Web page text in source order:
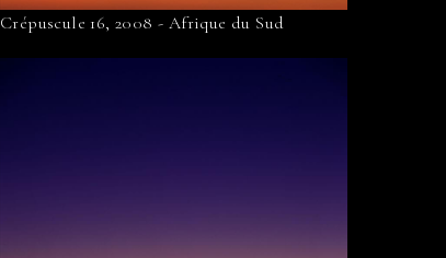
Crépuscule 16, 2008 - Afrique du Sud